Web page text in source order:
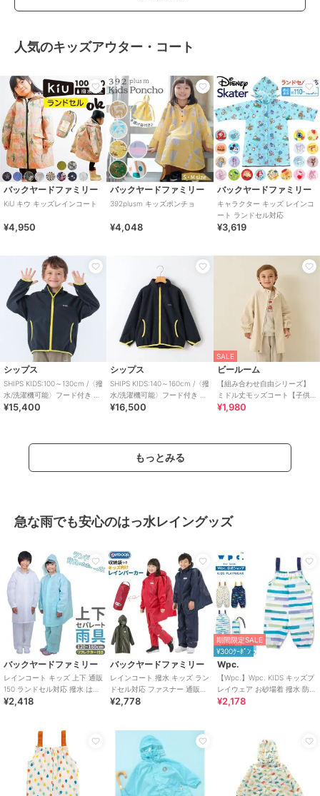
人気のキッズアウター・コート
バックヤードファミリー
KiU キウ キッズレインコート
¥4,950
バックヤードファミリー
392plusm キッズポンチョ
¥4,048
バックヤードファミリー
キャラクター キッズ レインコ
ート ランドセル対応
¥3,619
シップス
SHIPS KIDS:100～130cm /〈撥
水/洗濯機可能〉フード付き ウ
ィンドブレーカー
¥15,400
シップス
SHIPS KIDS:140～160cm /〈撥
水/洗濯機可能〉フード付き ウ
ィンドブレーカー
¥16,500
SALE
ビールーム
【組み合わせ自由シリーズ】
ミドル丈モッズコート【子供
服】【キッズ】【男の子】
¥1,980
もっとみる
急な雨でも安心のはっ水レイングッズ
バックヤードファミリー
レインコート キッズ 上下 通販
150 ランドセル対応 撥水 はっ
水 男の子 女の子 小学校 小学
¥2,418
バックヤードファミリー
レインコート 撥水 キッズ ラン
ドセル対応 ファスナー 通販
OUTDOOR PRODUCTS アウ
¥2,778
期間限定SALE
¥300ｸｰﾎﾟﾝ
Wpc.
【Wpc.】Wpc. KIDS キッズプ
レイウェア お砂場着 撥水 防水
収納袋付き 男の子 女の子
¥2,178